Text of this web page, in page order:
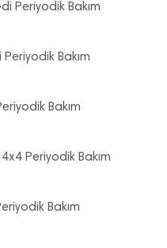
Periyodik Bakım
Bakım
Bakım
Periyodik Bakım
Bakım